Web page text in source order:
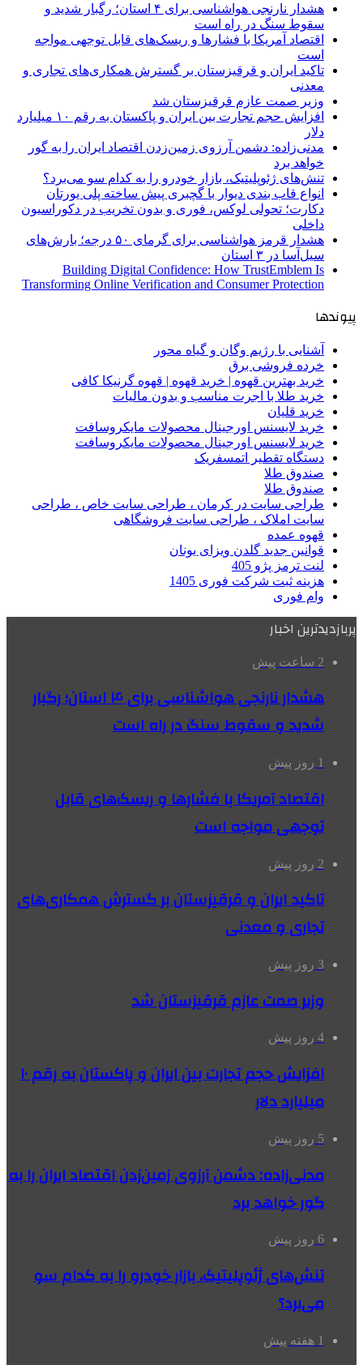
هشدار نارنجی هواشناسی برای ۴ استان؛ رگبار شدید و
سقوط سنگ در راه است
اقتصاد آمریکا با فشارها و ریسک‌های قابل توجهی مواجه
است
تاکید ایران و قرقیزستان بر گسترش همکاری‌های تجاری و
معدنی
وزیر صمت عازم قرقیزستان شد
افزایش حجم تجارت بین ایران و پاکستان به رقم ۱۰ میلیارد
دلار
مدنی‌زاده: دشمن آرزوی زمین‌زدن اقتصاد ایران را به گور
خواهد برد
تنش‌های ژئوپلیتیک، بازار خودرو را به کدام سو می‌برد؟
انواع قاب بندی دیوار با گچبری پیش ساخته پلی یورتان
دکارت؛ تحولی لوکس، فوری و بدون تخریب در دکوراسیون
داخلی
هشدار قرمز هواشناسی برای گرمای ۵۰ درجه؛ بارش‌های
سیل‌آسا در ۳ استان
Building Digital Confidence: How TrustEmblem Is
Transforming Online Verification and Consumer Protection
پیوندها
آشنایی با رژیم وگان و گیاه محور
خرده فروشی برق
خرید بهترین قهوه | خرید قهوه | قهوه گرنیکا کافی
خرید طلا با اجرت مناسب و بدون مالیات
خرید قلیان
خرید لایسنس اورجینال محصولات مایکروسافت
خرید لایسنس اورجینال محصولات مایکروسافت
دستگاه تقطیر اتمسفریک
صندوق طلا
صندوق طلا
طراحی سایت در کرمان ، طراحی سایت خاص ، طراحی
سایت املاک ، طراحی سایت فروشگاهی
قهوه عمده
قوانین جدید گلدن ویزای یونان
لنت ترمز پژو 405
هزینه ثبت شرکت فوری 1405
وام فوری
پربازدیدترین اخبار
2 ساعت پیش
هشدار نارنجی هواشناسی برای ۴ استان؛ رگبار
شدید و سقوط سنگ در راه است
1 روز پیش
اقتصاد آمریکا با فشارها و ریسک‌های قابل
توجهی مواجه است
2 روز پیش
تاکید ایران و قرقیزستان بر گسترش همکاری‌های
تجاری و معدنی
3 روز پیش
وزیر صمت عازم قرقیزستان شد
4 روز پیش
افزایش حجم تجارت بین ایران و پاکستان به رقم ۱۰
میلیارد دلار
5 روز پیش
مدنی‌زاده: دشمن آرزوی زمین‌زدن اقتصاد ایران را به
گور خواهد برد
6 روز پیش
تنش‌های ژئوپلیتیک، بازار خودرو را به کدام سو
می‌برد؟
1 هفته پیش